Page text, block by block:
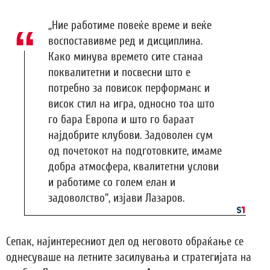
„Ние работиме повеќе време и веќе
воспоставивме ред и дисциплина.
Како минува времето сите станаа
поквалитетни и посвесни што е
потребно за повисок перформанс и
висок стил на игра, односно тоа што
го бара Европа и што го бараат
најдобрите клубови. Задоволен сум
од почетокот на подготовките, имаме
добра атмосфера, квалитетни услови
и работиме со голем елан и
задоволство“, изјави Лазаров.
Сепак, најинтересниот дел од неговото обраќање се
однесуваше на летните засилувања и стратегијата на